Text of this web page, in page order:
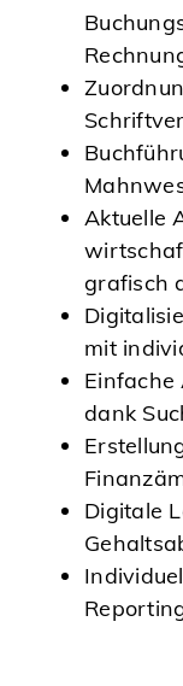
Aktuelle
grafisch
mit
dank
Digitale